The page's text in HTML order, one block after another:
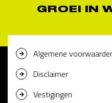
GROEI IN
Algemene
Disclaimer
Vestigingen